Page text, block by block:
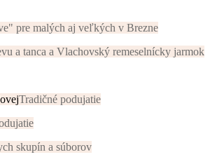
pre malých aj veľkých v Brezne
a tanca a Vlachovský remeselnícky jarmok
Tradičné podujatie
skupín a súborov